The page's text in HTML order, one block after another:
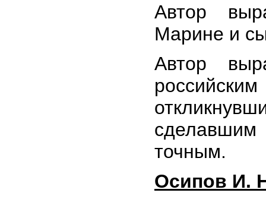
Автор
Марине и
Автор
точным.
Осипов И.